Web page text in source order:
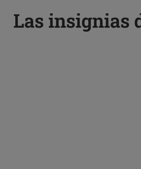
Las insignias